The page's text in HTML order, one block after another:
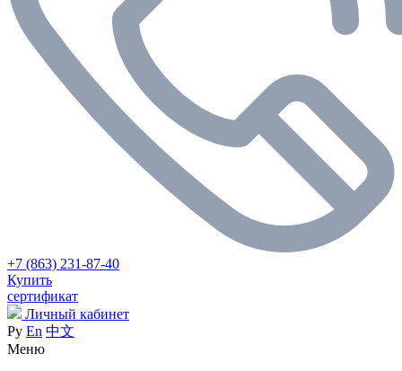
+7 (863) 231-87-40
Купить
сертификат
Личный кабинет
Ру En 中文
Меню